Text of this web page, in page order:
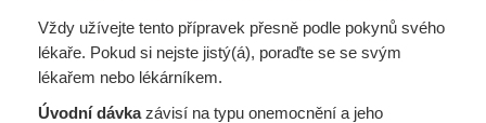
Vždy užívejte tento přípravek přesně podle pokynů svého
lékaře. Pokud si nejste jistý(á), poraďte se se svým
lékařem nebo lékárníkem.
Úvodní dávkazávisí na typu onemocnění a jeho